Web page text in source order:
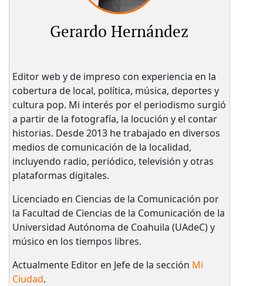
Gerardo Hernández
Editor web y de impreso con experiencia en la
cobertura de local, política, música, deportes y
cultura pop. Mi interés por el periodismo surgió
a partir de la fotografía, la locución y el contar
historias. Desde 2013 he trabajado en diversos
medios de comunicación de la localidad,
incluyendo radio, periódico, televisión y otras
plataformas digitales.
Licenciado en Ciencias de la Comunicación por
la Facultad de Ciencias de la Comunicación de la
Universidad Autónoma de Coahuila (UAdeC) y
músico en los tiempos libres.
Actualmente Editor en Jefe de la sección Mi
Ciudad.